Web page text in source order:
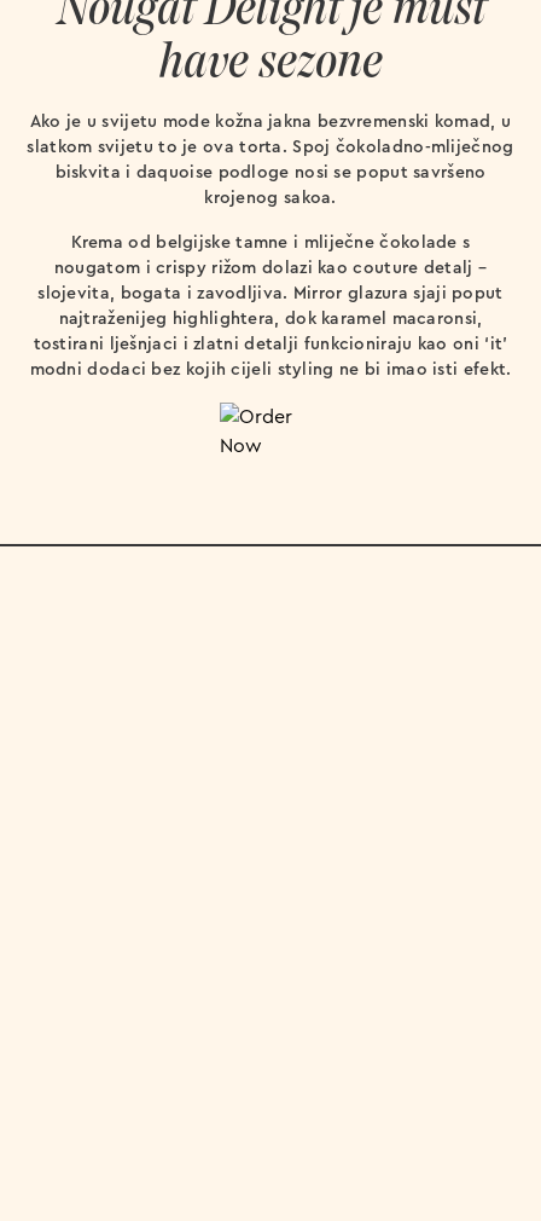
Nougat Delight je must
have sezone
Ako je u svijetu mode kožna jakna bezvremenski komad, u
slatkom svijetu to je ova torta. Spoj čokoladno-mliječnog
biskvita i daquoise podloge nosi se poput savršeno
krojenog sakoa.
Krema od belgijske tamne i mliječne čokolade s
nougatom i crispy rižom dolazi kao couture detalj –
slojevita, bogata i zavodljiva. Mirror glazura sjaji poput
najtraženijeg highlightera, dok karamel macaronsi,
tostirani lješnjaci i zlatni detalji funkcioniraju kao oni ‘it’
modni dodaci bez kojih cijeli styling ne bi imao isti efekt.